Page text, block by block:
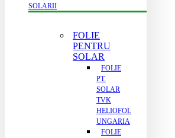
SOLARII
FOLIE
PENTRU
SOLAR
FOLIE
PT.
SOLAR
TVK
HELIOFOL
UNGARIA
FOLIE